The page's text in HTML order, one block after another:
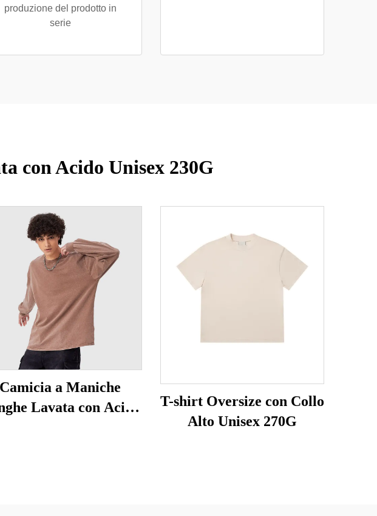
produzione del prodotto in
serie
con Acido Unisex 230G
Camicia a Maniche
Lavata con Acido
T-shirt Oversize con Collo
Alto Unisex 270G